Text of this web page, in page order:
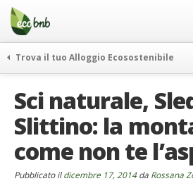
Menu
Salta
contenuto
Offerte Speciali
Regali
FAQ
Chi Siamo
Partner
Trova il tuo Alloggio Ecosostenibile
itinerari
curiosità
vivere e viaggiare verde
Sci naturale,
Slittino: la
come non te
Pubblicato ildicembre 17, 2014da Rossana